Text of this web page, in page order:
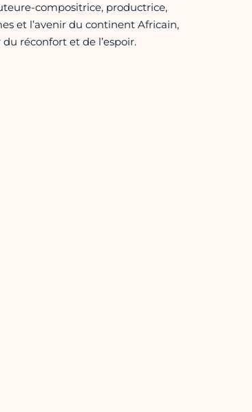
compositrice, productrice,
et l’avenir du continent Africain,
réconfort et de l’espoir.